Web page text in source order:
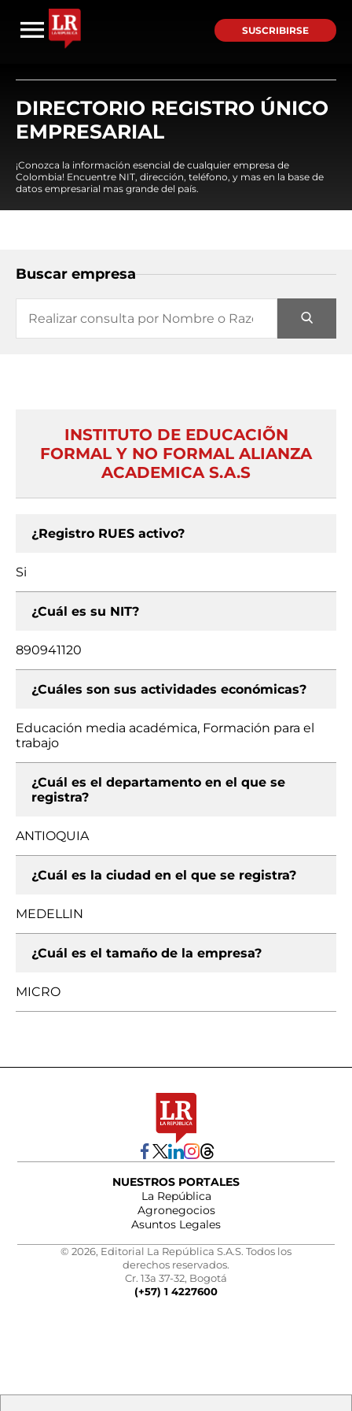
SUSCRIBIRSE
DIRECTORIO REGISTRO ÚNICO
EMPRESARIAL
¡Conozca la información esencial de cualquier empresa de
Colombia! Encuentre NIT, dirección, teléfono, y mas en la base de
datos empresarial mas grande del país.
Buscar empresa
INSTITUTO DE EDUCACIÕN
FORMAL Y NO FORMAL ALIANZA
ACADEMICA S.A.S
¿Registro RUES activo?
Si
¿Cuál es su NIT?
890941120
¿Cuáles son sus actividades económicas?
Educación media académica, Formación para el
trabajo
¿Cuál es el departamento en el que se
registra?
ANTIOQUIA
¿Cuál es la ciudad en el que se registra?
MEDELLIN
¿Cuál es el tamaño de la empresa?
MICRO
NUESTROS PORTALES
La República
Agronegocios
Asuntos Legales
© 2026, Editorial La República S.A.S. Todos los
derechos reservados.
Cr. 13a 37-32, Bogotá
(+57) 1 4227600